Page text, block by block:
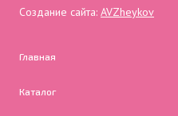
Создание сайта: AVZheykov
Главная
Каталог